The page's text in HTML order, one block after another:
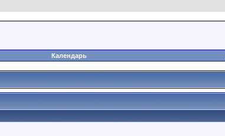
Календарь